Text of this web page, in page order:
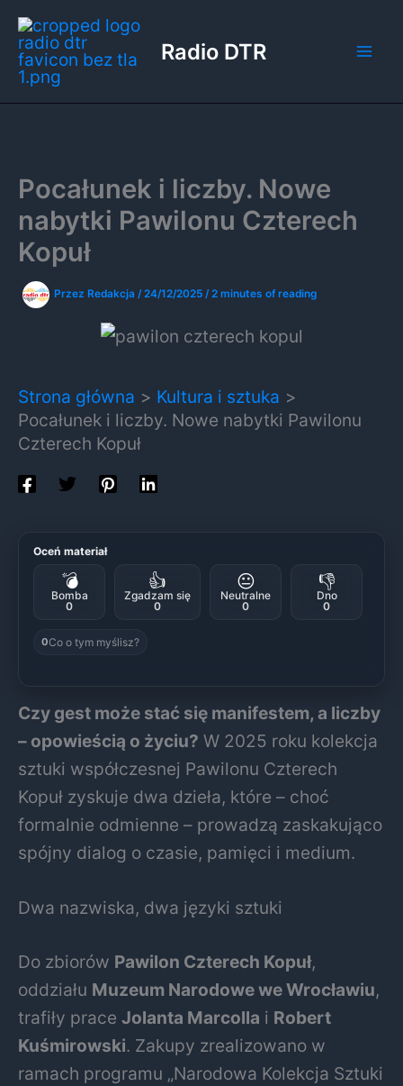
Przejdź
do
treści
Radio DTR
Pocałunek i liczby. Nowe
nabytki Pawilonu Czterech
Kopuł
Przez Redakcja /24/12/2025 /2 minutes of reading
Strona główna
Kultura i sztuka
Pocałunek i liczby. Nowe nabytki Pawilonu
Czterech Kopuł
Oceń materiał
💣
Bomba
0
👍
Zgadzam się
0
😐
Neutralne
0
👎
Dno
0
0Co o tym myślisz?
Czy gest może stać się manifestem, a liczby
– opowieścią o życiu? W 2025 roku kolekcja
sztuki współczesnej Pawilonu Czterech
Kopuł zyskuje dwa dzieła, które – choć
formalnie odmienne – prowadzą zaskakująco
spójny dialog o czasie, pamięci i medium.
Dwa nazwiska, dwa języki sztuki
Do zbiorów Pawilon Czterech Kopuł,
oddziału Muzeum Narodowe we Wrocławiu,
trafiły prace Jolanta Marcolla i Robert
Kuśmirowski. Zakupy zrealizowano w
ramach programu „Narodowa Kolekcja Sztuki